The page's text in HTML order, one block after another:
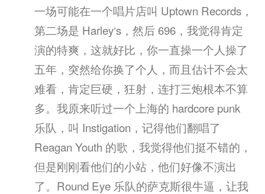
一场可能在一个唱片店叫 Uptown Records，
第二场是 Harley‘s，然后 696，我觉得肯定
演的特爽，这就好比，你一直操一个人操了
五年，突然给你换了个人，而且估计不会太
难看，肯定巨硬，狂射，连打三炮根本不算
多。我原来听过一个上海的 hardcore punk
乐队，叫 Instigation，记得他们翻唱了
Reagan Youth 的歌，我觉得他们挺不错的，
但是刚刚看他们的小站，他们好像不演出
了。Round Eye 乐队的萨克斯很牛逼，让我